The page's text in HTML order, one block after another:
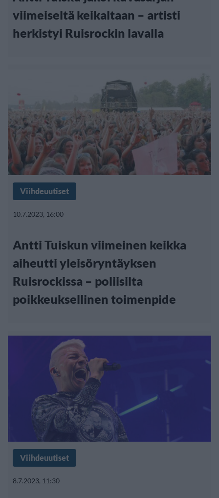
viimeiseltä keikaltaan – artisti
herkistyi Ruisrockin lavalla
Viihdeuutiset
10.7.2023, 16:00
Antti Tuiskun viimeinen keikka
aiheutti yleisöryntäyksen
Ruisrockissa – poliisilta
poikkeuksellinen toimenpide
Viihdeuutiset
8.7.2023, 11:30